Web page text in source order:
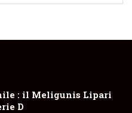
: il Meligunis Lipari
D